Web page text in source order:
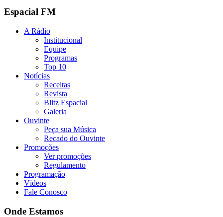
Espacial FM
A Rádio
Institucional
Equipe
Programas
Top 10
Notícias
Receitas
Revista
Blitz Espacial
Galeria
Ouvinte
Peça sua Música
Recado do Ouvinte
Promoções
Ver promoções
Regulamento
Programação
Vídeos
Fale Conosco
Onde Estamos